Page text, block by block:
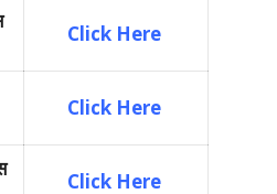
Click Here
Click Here
Click Here